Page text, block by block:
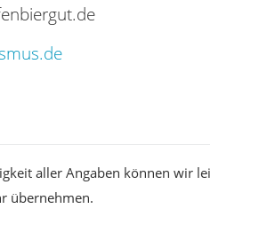
aller Angaben können wir leider
übernehmen.